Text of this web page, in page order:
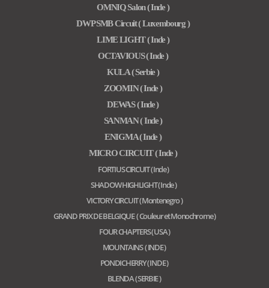
OMNIQ Salon ( Inde )
DWP SMB Circuit ( Luxembourg )
LIME LIGHT ( Inde )
OCTAVIOUS ( Inde )
KULA ( Serbie )
ZOOMIN ( Inde )
DEWAS ( Inde )
SANMAN ( Inde )
ENIGMA ( Inde )
MICRO CIRCUIT ( Inde )
FORTIUS CIRCUIT ( Inde )
SHADOW HIGHLIGHT ( Inde )
VICTORY CIRCUIT ( Montenegro )
GRAND PRIX DE BELGIQUE ( Couleur et Monochrome )
FOUR CHAPTERS ( USA )
MOUNTAINS ( INDE )
PONDICHERRY ( INDE )
BLENDA ( SERBIE )